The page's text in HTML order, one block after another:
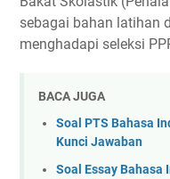
sebagai bahan latihan
menghadapi seleksi
BACA JUGA
Soal PTS Bahasa
Kunci Jawaban
Soal Essay Bahasa